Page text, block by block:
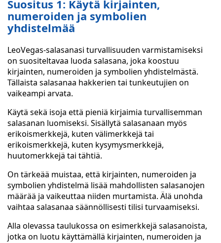
Suositus 1: Käytä kirjainten,
numeroiden ja symbolien
yhdistelmää
LeoVegas-salasanasi turvallisuuden varmistamiseksi
on suositeltavaa luoda salasana, joka koostuu
kirjainten, numeroiden ja symbolien yhdistelmästä.
Tällaista salasanaa hakkerien tai tunkeutujien on
vaikeampi arvata.
Käytä sekä isoja että pieniä kirjaimia turvallisemman
salasanan luomiseksi. Sisällytä salasanaan myös
erikoismerkkejä, kuten välimerkkejä tai
erikoismerkkejä, kuten kysymysmerkkejä,
huutomerkkejä tai tähtiä.
On tärkeää muistaa, että kirjainten, numeroiden ja
symbolien yhdistelmä lisää mahdollisten salasanojen
määrää ja vaikeuttaa niiden murtamista. Älä unohda
vaihtaa salasanaa säännöllisesti tilisi turvaamiseksi.
Alla olevassa taulukossa on esimerkkejä salasanoista,
jotka on luotu käyttämällä kirjainten, numeroiden ja